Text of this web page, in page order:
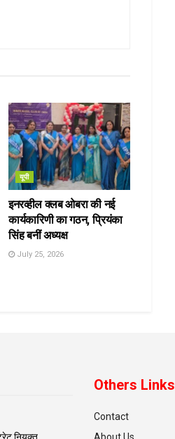
यूपी
इनरव्हील क्लब ओबरा की नई
कार्यकारिणी का गठन, प्रियंका
सिंह बनीं अध्यक्ष
July 25, 2026
Others Links
Contact